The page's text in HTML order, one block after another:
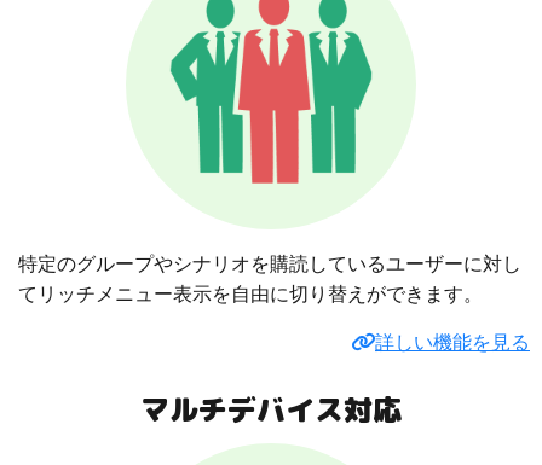
特定のグループやシナリオを購読しているユーザーに対し
てリッチメニュー表示を自由に切り替えができます。
詳しい機能を見る
マルチデバイス対応